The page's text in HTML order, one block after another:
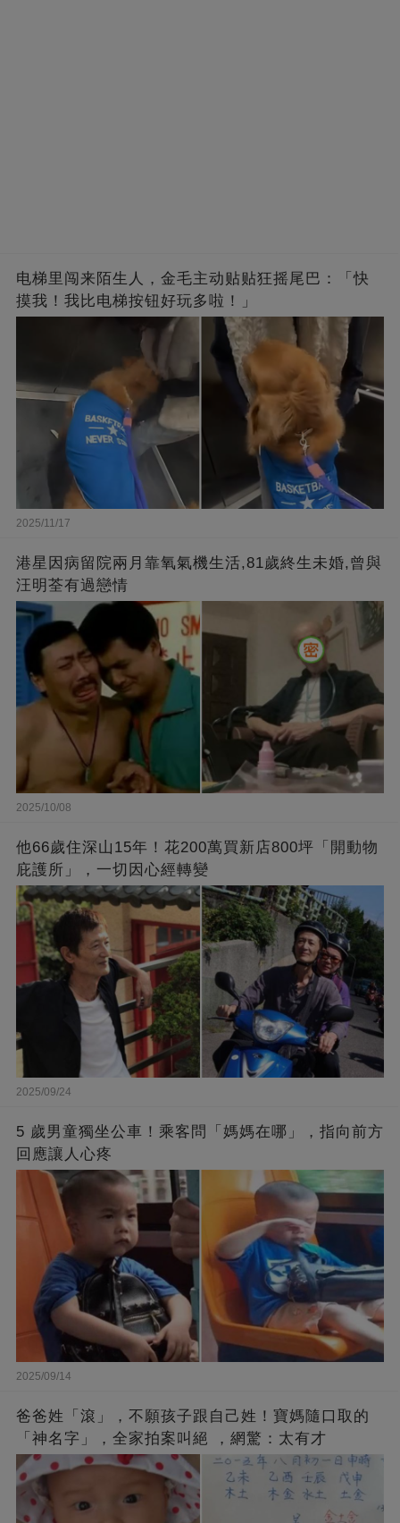
电梯里闯来陌生人，金毛主动贴贴狂摇尾巴：「快
摸我！我比电梯按钮好玩多啦！」
2025/11/17
港星因病留院兩月靠氧氣機生活,81歲終生未婚,曾與
汪明荃有過戀情
2025/10/08
他66歲住深山15年！花200萬買新店800坪「開動物
庇護所」，一切因心經轉變
2025/09/24
5 歲男童獨坐公車！乘客問「媽媽在哪」，指向前方
回應讓人心疼
2025/09/14
爸爸姓「滾」，不願孩子跟自己姓！寶媽隨口取的
「神名字」，全家拍案叫絕 ，網驚：太有才